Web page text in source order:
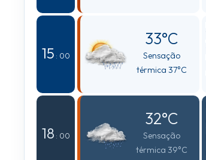
15 : 00
33°C
Sensação
térmica 37°C
18 : 00
32°C
Sensação
térmica 39°C